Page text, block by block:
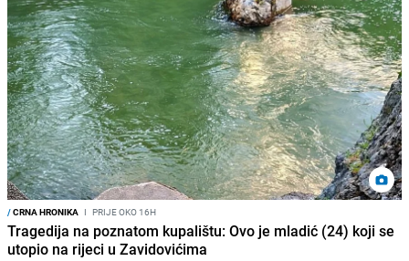
/CRNA HRONIKA I PRIJE OKO 16H
Tragedija na poznatom kupalištu: Ovo je mladić (24) koji se
utopio na rijeci u Zavidovićima